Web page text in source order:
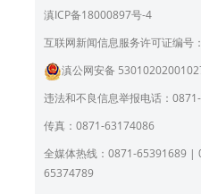
育厅
陕西省文化和旅游厅 甘肃
青海省文化和旅游厅
宁夏回
北京市文旅局
上海
员会
滇ICP备18000897号-4
互联网新闻信息服务许可证编号
滇公网安备
违法和不良信息举报电话：
传真：0871-63174086
全媒体热线：0871-65391689 |
65374789